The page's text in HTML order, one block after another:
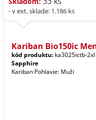
- v ext. sklade: 1.186 ks
Kariban Bio150ic
kód produktu: ka3025ictb-2xl
Sapphire
Kariban Pohlavie: Muži